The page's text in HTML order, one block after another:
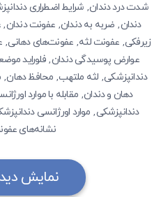
شدت درد دندان, شرایط اضطراری
دندان, ضربه به دندان, عفونت دندان,
زیرفکی, عفونت لثه, عفونت‌های دهانی,
عوارض پوسیدگی دندان,فلوراید
دندانپزشکی, لثه ملتهب, محافظ دهان,
دهان و دندان, مقابله با موارد
دندانپزشکی, موارد اورژانسی
نشانه‌های
نمایش